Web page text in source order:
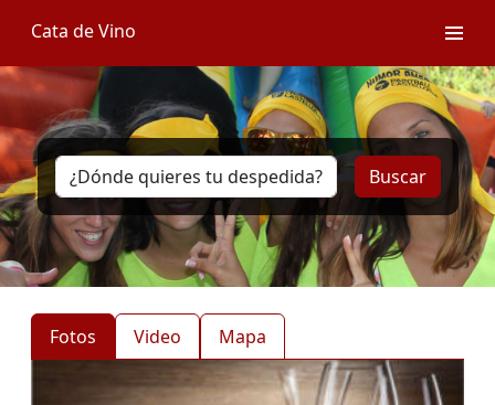
Cata de Vino
Buscar
Fotos Video Mapa